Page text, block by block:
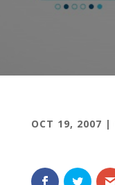
OCT 19, 2007 |